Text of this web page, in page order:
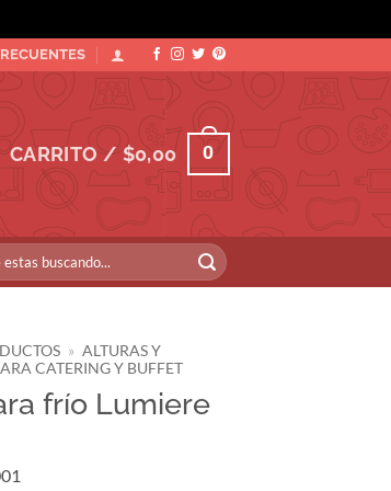
CARRITO /$0,00 0
» ALTURAS Y
CATERING Y BUFFET
frío Lumiere